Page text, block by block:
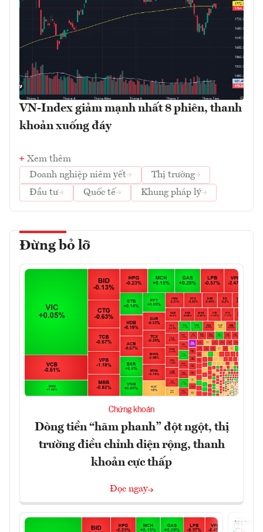
VN-Index giảm mạnh nhất 8 phiên, thanh
khoản xuống đáy
Xem thêm
Doanh nghiệp niêm yết
Thị trường
Đầu tư
Quốc tế Khung pháp lý
Đừng bỏ lỡ
Chứng khoán
Dòng tiền “hãm phanh” đột ngột, thị
trường điều chỉnh diện rộng, thanh
khoản cực thấp
Đọc ngay